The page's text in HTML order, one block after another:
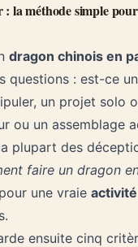
la méthode simple pour
dragon chinois en
questions : est-ce
un projet solo
ou un assemblage
plupart des
faire un dragon
une vraie
ensuite cinq